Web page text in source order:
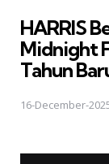
HARRIS
Midnight
Tahun
16-December-